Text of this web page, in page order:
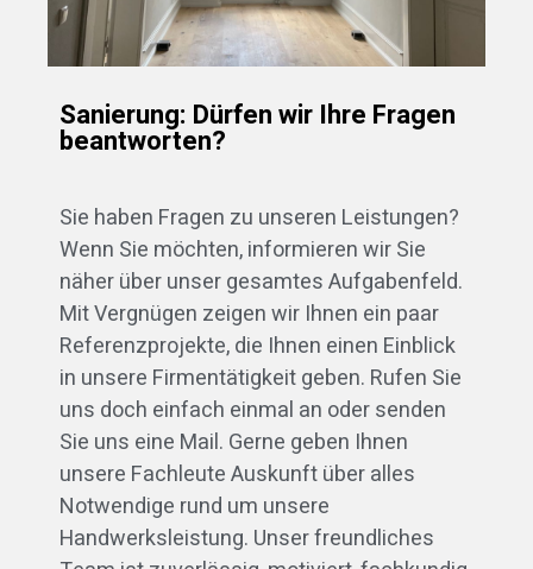
Sanierung: Dürfen wir Ihre Fragen
beantworten?
Sie haben Fragen zu unseren Leistungen?
Wenn Sie möchten, informieren wir Sie
näher über unser gesamtes Aufgabenfeld.
Mit Vergnügen zeigen wir Ihnen ein paar
Referenzprojekte, die Ihnen einen Einblick
in unsere Firmentätigkeit geben. Rufen Sie
uns doch einfach einmal an oder senden
Sie uns eine Mail. Gerne geben Ihnen
unsere Fachleute Auskunft über alles
Notwendige rund um unsere
Handwerksleistung. Unser freundliches